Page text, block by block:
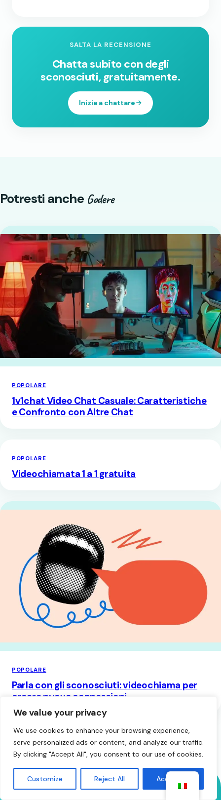
We value your privacy
We use cookies to enhance your browsing experience,
serve personalized ads or content, and analyze our traffic.
By clicking "Accept All", you consent to our use of cookies.
Customize Reject All Accept All
SALTA LA RECENSIONE
Chatta subito con degli
sconosciuti, gratuitamente.
Inizia a chattare
Potresti anche Godere
POPOLARE
1v1chat Video Chat Casuale: Caratteristiche
e Confronto con Altre Chat
POPOLARE
Videochiamata 1 a 1 gratuita
POPOLARE
Parla con gli sconosciuti: videochiama per
creare nuove connessioni